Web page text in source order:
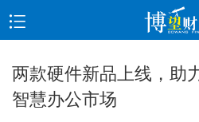
两款硬件新品上线，助
智慧办公市场